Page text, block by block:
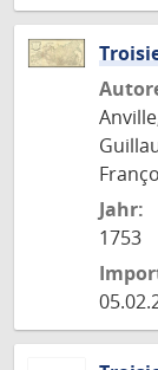
Jahr:
1753